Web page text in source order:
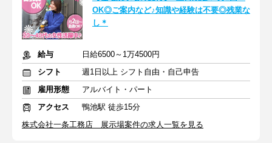
OK◎ご案内など♪知識や経験は不要◎残業な
し＊
給与
日給6500～1万4500円
シフト
週1日以上 シフト自由・自己申告
雇用形態
アルバイト・パート
アクセス
鴨池駅 徒歩15分
株式会社一条工務店 展示場案件の求人一覧を見る